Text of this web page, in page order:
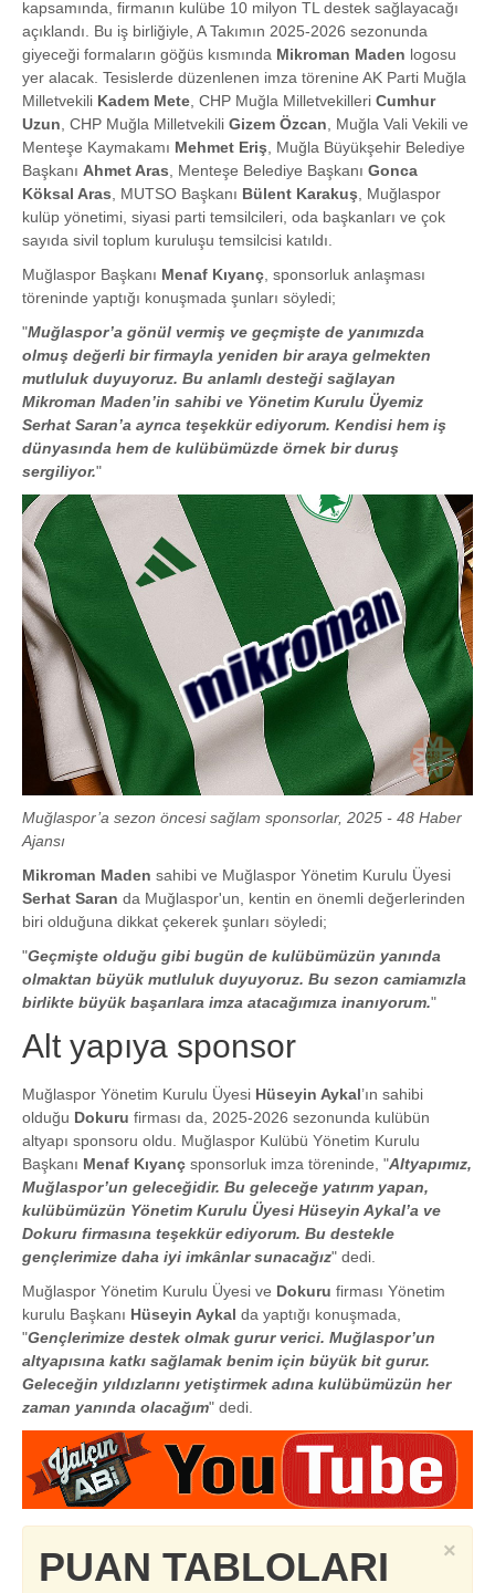
kapsamında, firmanın kulübe 10 milyon TL destek sağlayacağı
açıklandı. Bu iş birliğiyle, A Takımın 2025-2026 sezonunda
giyeceği formaların göğüs kısmında Mikroman Maden logosu
yer alacak. Tesislerde düzenlenen imza törenine AK Parti Muğla
Milletvekili Kadem Mete , CHP Muğla Milletvekilleri Cumhur
Uzun , CHP Muğla Milletvekili Gizem Özcan , Muğla Vali Vekili ve
Menteşe Kaymakamı Mehmet Eriş , Muğla Büyükşehir Belediye
Başkanı Ahmet Aras , Menteşe Belediye Başkanı Gonca
Köksal Aras , MUTSO Başkanı Bülent Karakuş , Muğlaspor
kulüp yönetimi, siyasi parti temsilcileri, oda başkanları ve çok
sayıda sivil toplum kuruluşu temsilcisi katıldı.
Muğlaspor Başkanı Menaf Kıyanç , sponsorluk anlaşması
töreninde yaptığı konuşmada şunları söyledi;
"Muğlaspor’a gönül vermiş ve geçmişte de yanımızda
olmuş değerli bir firmayla yeniden bir araya gelmekten
mutluluk duyuyoruz. Bu anlamlı desteği sağlayan
Mikroman Maden’in sahibi ve Yönetim Kurulu Üyemiz
Serhat Saran’a ayrıca teşekkür ediyorum. Kendisi hem iş
dünyasında hem de kulübümüzde örnek bir duruş
sergiliyor."
Muğlaspor’a sezon öncesi sağlam sponsorlar, 2025 - 48 Haber
Ajansı
Mikroman Maden sahibi ve Muğlaspor Yönetim Kurulu Üyesi
Serhat Saran da Muğlaspor'un, kentin en önemli değerlerinden
biri olduğuna dikkat çekerek şunları söyledi;
"Geçmişte olduğu gibi bugün de kulübümüzün yanında
olmaktan büyük mutluluk duyuyoruz. Bu sezon camiamızla
birlikte büyük başarılara imza atacağımıza inanıyorum."
Alt yapıya sponsor
Muğlaspor Yönetim Kurulu Üyesi Hüseyin Aykal’ın sahibi
olduğu Dokuru firması da, 2025-2026 sezonunda kulübün
altyapı sponsoru oldu. Muğlaspor Kulübü Yönetim Kurulu
Başkanı Menaf Kıyanç sponsorluk imza töreninde, "Altyapımız,
Muğlaspor’un geleceğidir. Bu geleceğe yatırım yapan,
kulübümüzün Yönetim Kurulu Üyesi Hüseyin Aykal’a ve
Dokuru firmasına teşekkür ediyorum. Bu destekle
gençlerimize daha iyi imkânlar sunacağız" dedi.
Muğlaspor Yönetim Kurulu Üyesi ve Dokuru firması Yönetim
kurulu Başkanı Hüseyin Aykal da yaptığı konuşmada,
"Gençlerimize destek olmak gurur verici. Muğlaspor’un
altyapısına katkı sağlamak benim için büyük bit gurur.
Geleceğin yıldızlarını yetiştirmek adına kulübümüzün her
zaman yanında olacağım" dedi.
×
PUAN TABLOLARI